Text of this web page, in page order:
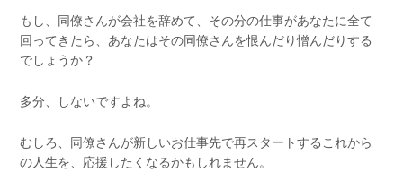
もし、同僚さんが会社を辞めて、その分の仕事があなたに全て
回ってきたら、あなたはその同僚さんを恨んだり憎んだりする
でしょうか？
多分、しないですよね。
むしろ、同僚さんが新しいお仕事先で再スタートするこれから
の人生を、応援したくなるかもしれません。